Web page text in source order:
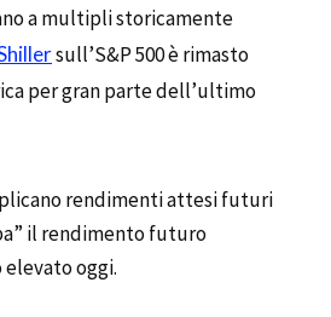
a multipli storicamente
sull’S&P 500 è rimasto
per gran parte dell’ultimo
rendimenti attesi futuri
il rendimento futuro
elevato oggi.